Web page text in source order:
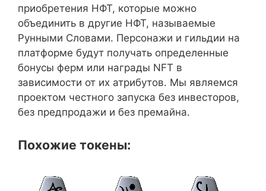
приобретения НФТ, которые можно
объединить в другие НФТ, называемые
Рунными Словами. Персонажи и гильдии на
платформе будут получать определенные
бонусы ферм или награды NFT в
зависимости от их атрибутов. Мы являемся
проектом честного запуска без инвесторов,
без предпродажи и без премайна.
Похожие токены: